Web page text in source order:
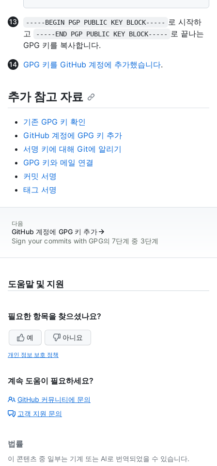
-----BEGIN PGP PUBLIC KEY BLOCK----- 로 시작하
고
-----END PGP PUBLIC KEY BLOCK----- 로 끝나는
GPG 키를 복사합니다.
GPG 키를 GitHub 계정에 추가했습니다.
추가 참고 자료
기존 GPG 키 확인
GitHub 계정에 GPG 키 추가
서명 키에 대해 Git에 알리기
GPG 키와 메일 연결
커밋 서명
태그 서명
다음
GitHub 계정에 GPG 키 추가
Sign your commits with GPG의 7단계 중 3단계
도움말 및 지원
필요한 항목을 찾으셨나요?
예 아니요
개인 정보 보호 정책
계속 도움이 필요하세요?
GitHub 커뮤니티에 문의
고객 지원 문의
법률
이 콘텐츠 중 일부는 기계 또는 AI로 번역되었을 수 있습니다.